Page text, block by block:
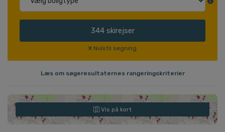
344 skirejser
Nulstil søgning
Læs om søgeresultaternes rangeringskriterier
Vis på kort